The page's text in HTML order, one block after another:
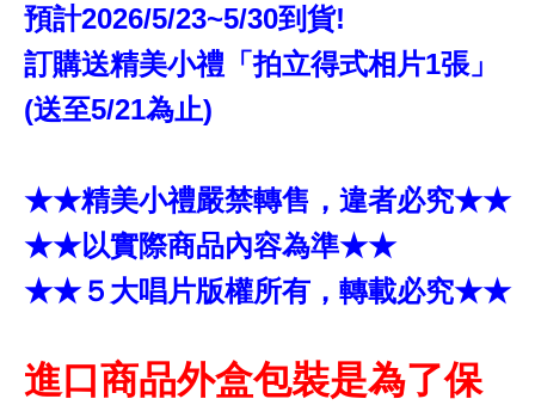
預計2026/5/23~5/30到貨!
訂購送精美小禮「拍立得式相片1張」
(送至5/21為止)
★★精美小禮嚴禁轉售，違者必究★★
★★以實際商品內容為準★★
★★５大唱片版權所有，轉載必究★★
進口商品外盒包裝是為了保